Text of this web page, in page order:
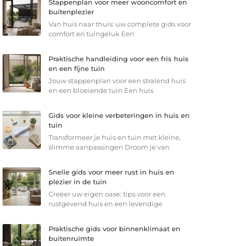
Stappenplan voor meer wooncomfort en
buitenplezier
Van huis naar thuis: uw complete gids voor
comfort en tuingeluk Een
Praktische handleiding voor een fris huis
en een fijne tuin
Jouw stappenplan voor een stralend huis
en een bloeiende tuin Een huis
Gids voor kleine verbeteringen in huis en
tuin
Transformeer je huis en tuin met kleine,
slimme aanpassingen Droom je van
Snelle gids voor meer rust in huis en
plezier in de tuin
Creëer uw eigen oase: tips voor een
rustgevend huis en een levendige
Praktische gids voor binnenklimaat en
buitenruimte